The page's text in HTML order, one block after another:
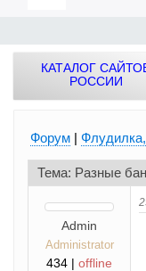
КАТАЛОГ
РОССИИ
Форум |
Тема: Разные
Admin
Administrator
434 | offline